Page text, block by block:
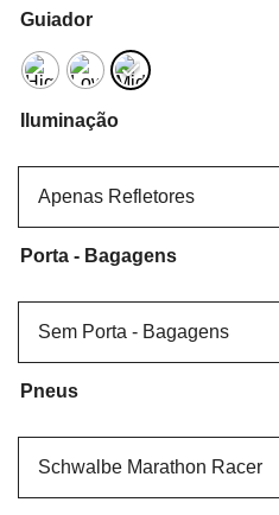
Guiador
Iluminação
Porta - Bagagens
Pneus